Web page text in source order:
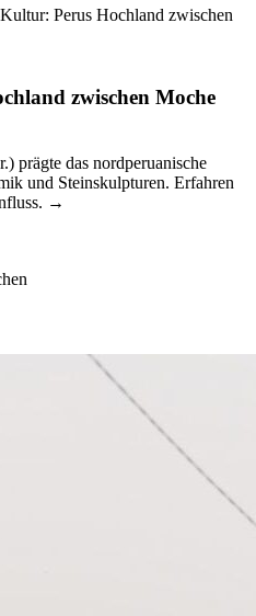
Perus Hochland zwischen
zwischen Moche
prägte das nordperuanische
und Steinskulpturen. Erfahren
→